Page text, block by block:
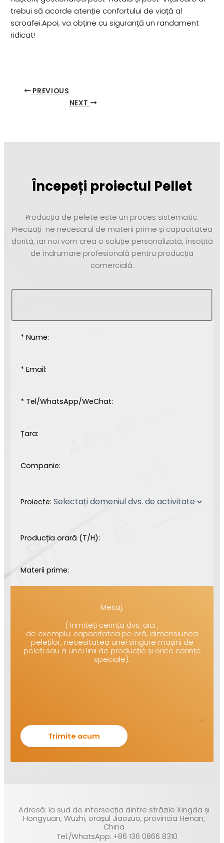
trebui să acorde atenție confortului de viață al
scroafei.Apoi, va obține cu siguranță un randament
ridicat!
PREVIOUS
NEXT
Începeți proiectul Pellet
Producția de pelete este un proces sistematic.
Precizați-ne necesarul de materii prime și capacitatea
dorită, iar noi vom crea o soluție personalizată, însoțită
de îndrumare profesională pentru producția
comercială.
* Nume:
* Email:
* Tel/WhatsApp/WeChat:
Țara:
Companie:
Proiecte:
Producția orară (T/H):
Materii prime:
Mesaj:
(Trimiteți cerința dvs. aici ,
de exemplu: capacitatea pe oră, dimensiunea
peleților, necesitatea unei singure mașini de
peleți sau a unei linii de producție și orice cerințe
speciale).
Adresă: la sud de intersecția dintre străzile Xingda și
Hongyuan, Wuzhi, orașul Jiaozuo, provincia Henan,
China
Tel./WhatsApp: +86 136 0866 8310